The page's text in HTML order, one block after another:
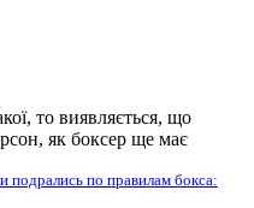
то виявляється, що
як боксер ще має
по правилам бокса: